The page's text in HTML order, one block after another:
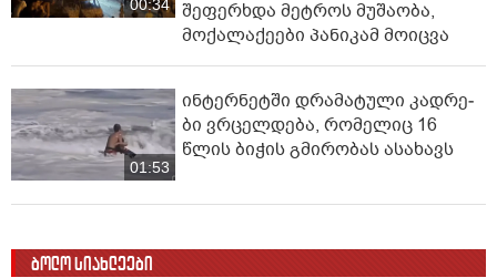
00:34
შეფერხდა მეტროს მუშაობა,
მოქალაქეები პანიკამ მოიცვა
01:53
ინ­ტერ­ნეტ­ში დრა­მა­ტუ­ლი კად­რე­
ბი ვრცელდება, რომელიც 16
წლის ბიჭის გმირობას ასახავს
ბოლო სიახლეები